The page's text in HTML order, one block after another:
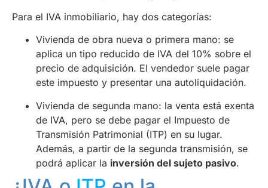
Para el IVA inmobiliario, hay dos categorías:
Vivienda de obra nueva o primera mano: se
aplica un tipo reducido de IVA del 10% sobre el
precio de adquisición. El vendedor suele pagar
este impuesto y presentar una autoliquidación.
Vivienda de segunda mano: la venta está exenta
de IVA, pero se debe pagar el Impuesto de
Transmisión Patrimonial (ITP) en su lugar.
Además, a partir de la segunda transmisión, se
podrá aplicar la inversión del sujeto pasivo.